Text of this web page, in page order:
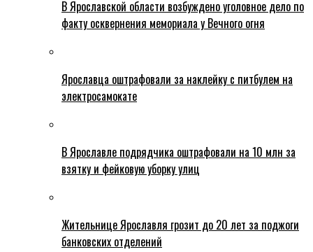
В Ярославской области возбуждено уголовное дело по
факту осквернения мемориала у Вечного огня
Ярославца оштрафовали за наклейку с питбулем на
электросамокате
В Ярославле подрядчика оштрафовали на 10 млн за
взятку и фейковую уборку улиц
Жительнице Ярославля грозит до 20 лет за поджоги
банковских отделений